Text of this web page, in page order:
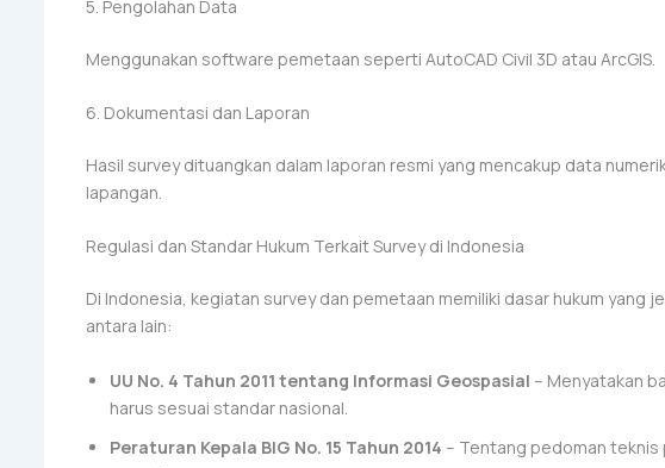
5. Pengolahan Data
Menggunakan software pemetaan seperti AutoCAD Civil 3D atau ArcGIS.
6. Dokumentasi dan Laporan
Hasil survey dituangkan dalam laporan resmi yang mencakup data
lapangan.
Regulasi dan Standar Hukum Terkait Survey di Indonesia
Di Indonesia, kegiatan survey dan pemetaan memiliki dasar hukum yang
antara lain:
UU No. 4 Tahun 2011 tentang Informasi Geospasial – Menyatakan
harus sesuai standar nasional.
Peraturan Kepala BIG No. 15 Tahun 2014 – Tentang pedoman